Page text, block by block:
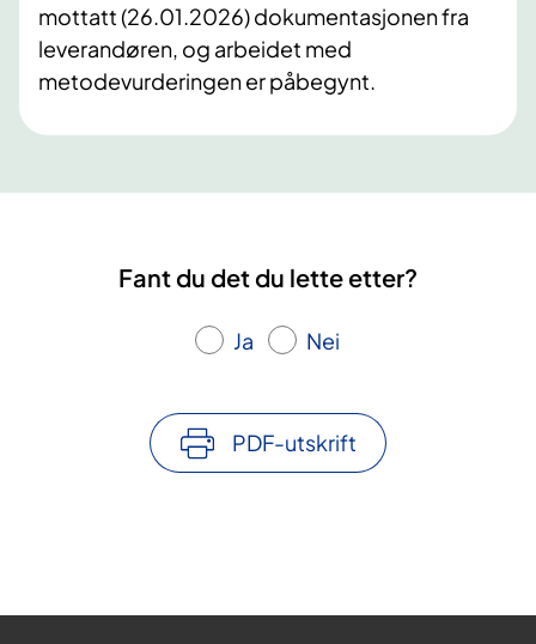
mottatt (26.01.2026) dokumentasjonen fra
leverandøren, og arbeidet med
metodevurderingen er påbegynt.
Fant du det du lette etter?
Ja Nei
PDF-utskrift